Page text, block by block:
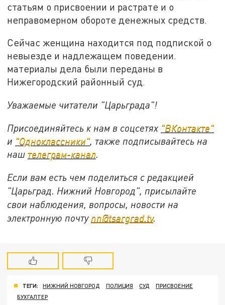
статьям о присвоении и растрате и о
неправомерном обороте денежных средств.
Сейчас женщина находится под подпиской о
невыезде и надлежащем поведении.
материалы дела были переданы в
Нижегородский районный суд.
Уважаемые читатели "Царьграда"!
Присоединяйтесь к нам в соцсетях "ВКонтакте"
и "Одноклассники", также подписывайтесь на
наш телеграм-канал.
Если вам есть чем поделиться с редакцией
"Царьград. Нижний Новгород", присылайте
свои наблюдения, вопросы, новости на
электронную почту nn@tsargrad.tv.
ТЕГИ: НИЖНИЙ НОВГОРОД ПОЛИЦИЯ СУД
ПРИСВОЕНИЕ
БУХГАЛТЕР